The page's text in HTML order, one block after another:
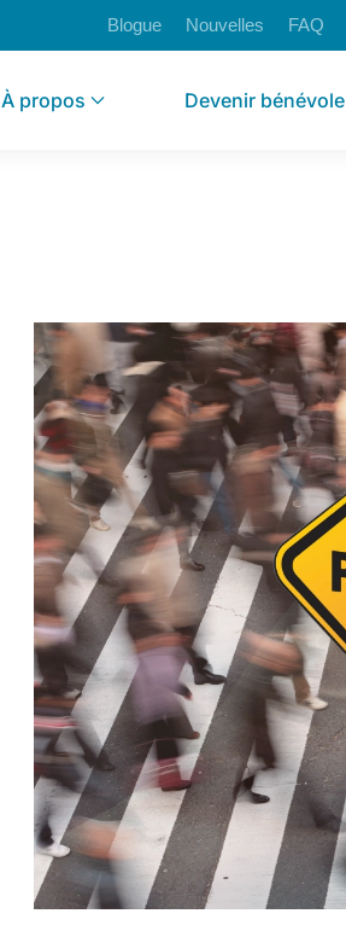
Blogue Nouvelles FAQ
À propos Devenir bénévole